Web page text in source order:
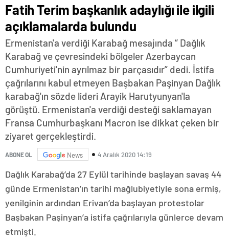
Fatih Terim başkanlık adaylığı ile ilgili
açıklamalarda bulundu
Ermenistan'a verdiği Karabağ mesajında “ Dağlık
Karabağ ve çevresindeki bölgeler Azerbaycan
Cumhuriyeti'nin ayrılmaz bir parçasıdır” dedi. İstifa
çağrılarını kabul etmeyen Başbakan Paşinyan Dağlık
karabağ'ın sözde lideri Arayik Harutyunyan'la
görüştü. Ermenistan'a verdiği desteği saklamayan
Fransa Cumhurbaşkanı Macron ise dikkat çeken bir
ziyaret gerçekleştirdi.
ABONE OL News 4 Aralık 2020 14:19
Dağlık Karabağ’da 27 Eylül tarihinde başlayan savaş 44
günde Ermenistan’ın tarihi mağlubiyetiyle sona ermiş,
yenilginin ardından Erivan’da başlayan protestolar
Başbakan Paşinyan’a istifa çağrılarıyla günlerce devam
etmişti.